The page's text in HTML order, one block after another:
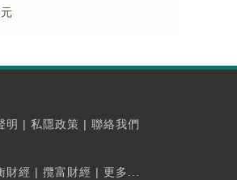
明 | 私隱政策 | 聯絡我們
財經 | 攬富財經 | 更多...